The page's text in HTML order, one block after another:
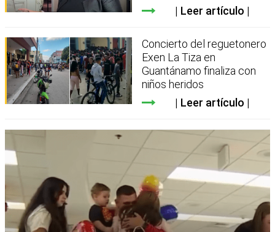
Leer artículo
Concierto del reguetonero
Exen La Tiza en
Guantánamo finaliza con
niños heridos
Leer artículo